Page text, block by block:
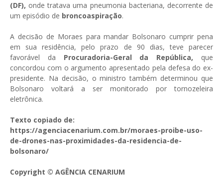
(DF), onde tratava uma pneumonia bacteriana, decorrente de
um episódio de broncoaspiração.
A decisão de Moraes para mandar Bolsonaro cumprir pena
em sua residência, pelo prazo de 90 dias, teve parecer
favorável da Procuradoria-Geral da República, que
concordou com o argumento apresentado pela defesa do ex-
presidente. Na decisão, o ministro também determinou que
Bolsonaro voltará a ser monitorado por tornozeleira
eletrônica.
Texto copiado de:
https://agenciacenarium.com.br/moraes-proibe-uso-
de-drones-nas-proximidades-da-residencia-de-
bolsonaro/
Copyright © AGÊNCIA CENARIUM